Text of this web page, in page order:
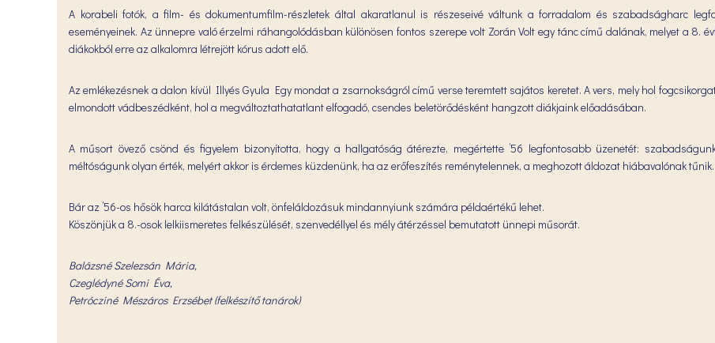
A korabeli fotók, a film- és dokumentumfilm-részletek által akaratlanul is részeseivé váltunk a forradalom és szabadságharc
eseményeinek. Az ünnepre való érzelmi ráhangolódásban különösen fontos szerepe volt Zorán Volt egy tánc című dalának, melyet a 8.
diákokból erre az alkalomra létrejött kórus adott elő.
Az emlékezésnek a dalon kívül Illyés Gyula Egy mondat a zsarnokságról című verse teremtett sajátos keretet. A vers, mely hol
elmondott vádbeszédként, hol a megváltoztathatatlant elfogadó, csendes beletörődésként hangzott diákjaink előadásában.
A műsort övező csönd és figyelem bizonyította, hogy a hallgatóság átérezte, megértette ’56 legfontosabb üzenetét:
méltóságunk olyan érték, melyért akkor is érdemes küzdenünk, ha az erőfeszítés reménytelennek, a meghozott áldozat hiábavalónak tűnik.
Bár az ’56-os hősök harca kilátástalan volt, önfeláldozásuk mindannyiunk számára példaértékű lehet.
Köszönjük a 8.-osok lelkiismeretes felkészülését, szenvedéllyel és mély átérzéssel bemutatott ünnepi műsorát.
Balázsné Szelezsán Mária,
Czeglédyné Somi Éva,
Petrócziné Mészáros Erzsébet (felkészítő tanárok)